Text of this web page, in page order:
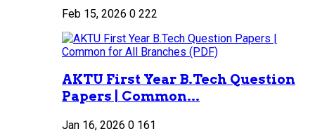
Feb 15, 2026 0 222
AKTU First Year B.Tech Question
Papers | Common...
Jan 16, 2026 0 161